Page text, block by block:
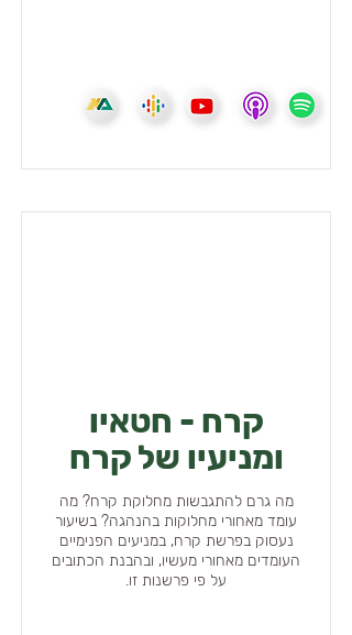
קרח - חטאיו
ומניעיו של קרח
מה גרם להתגבשות מחלוקת קרח? מה
עומד מאחורי מחלוקות בהנהגה? בשיעור
נעסוק בפרשת קרח, במניעים הפנימיים
העומדים מאחורי מעשיו, ובהבנת הכתובים
על פי פרשנות זו.